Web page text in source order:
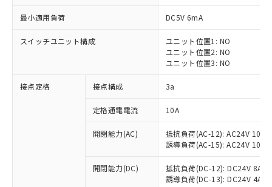
最小適用負荷 DC5V 6mA
スイッチユニット構成
ユニット位置1: NO
ユニット位置2: NO
ユニット位置3: NO
接点定格 接点構成 3a
定格通電電流 10A
開閉能力(AC)
抵抗負荷(AC-12): AC24V 10A/
誘導負荷(AC-15): AC24V
開閉能力(DC)
抵抗負荷(DC-12): DC24V 8A/
誘導負荷(DC-13): DC24V 4A/
ご利用条件
対応済み：EU RoHS指令（10物質）の
非含有に対応した製品が提供可能な商品で
有に対応した製品に切り替える予定のある